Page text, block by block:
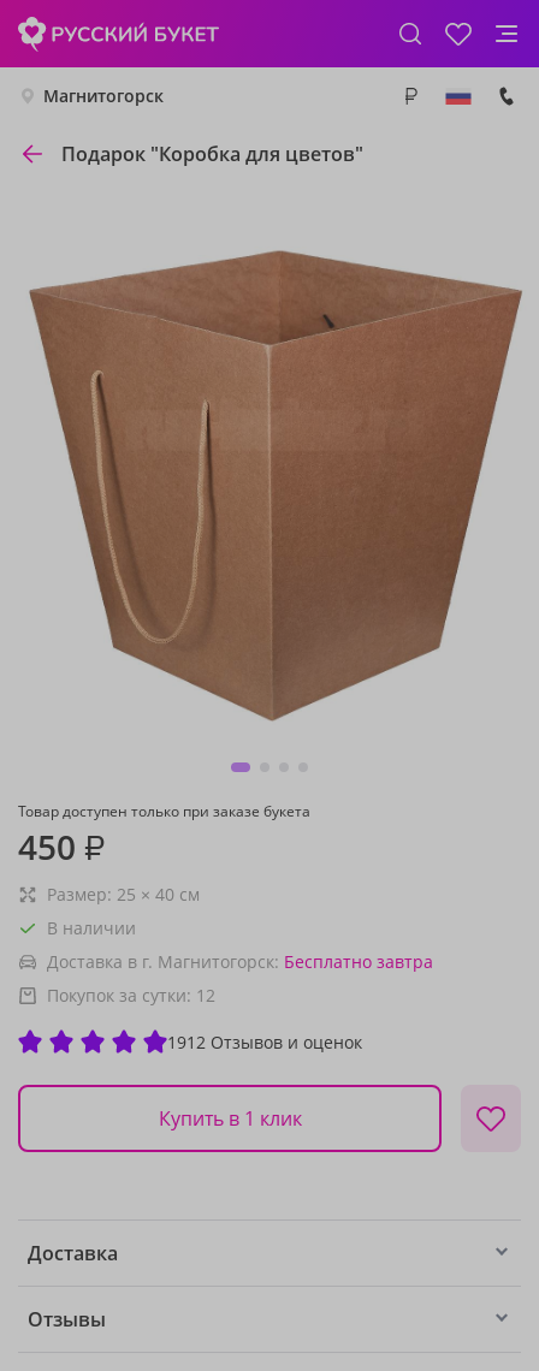
Магнитогорск
Подарок "Коробка для цветов"
Товар доступен только при заказе букета
450 ₽
Размер: 25 × 40 см
В наличии
Доставка в г. Магнитогорск: Бесплатно завтра
Покупок за сутки: 12
1912 Отзывов и оценок
Купить в 1 клик
Доставка
Отзывы